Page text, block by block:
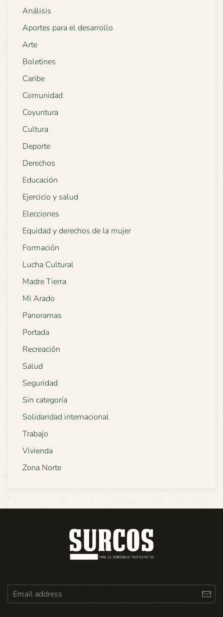
Análisis
Aportes para el desarrollo
Arte
Boletines
Caribe
Comunidad
Coyuntura
Cultura
Deporte
Derechos
Educación
Ejercicio y salud
Elecciones
Equidad y derechos de la mujer
Formación
Lucha Cultural
Madre Tierra
Mi Arado
Panoramas
Portada
Recreación
Salud
Seguridad
Sin categoría
Solidaridad internacional
Trabajo
Vivienda
Zona Norte